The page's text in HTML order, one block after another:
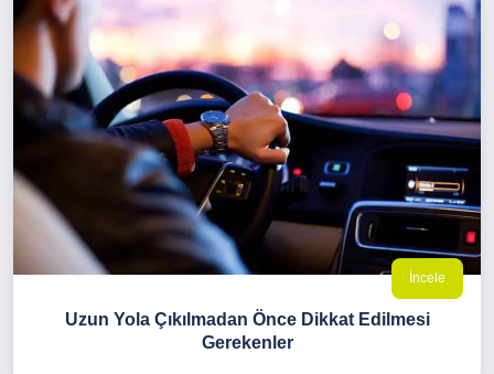
İncele
Uzun Yola Çıkılmadan Önce Dikkat Edilmesi
Gerekenler